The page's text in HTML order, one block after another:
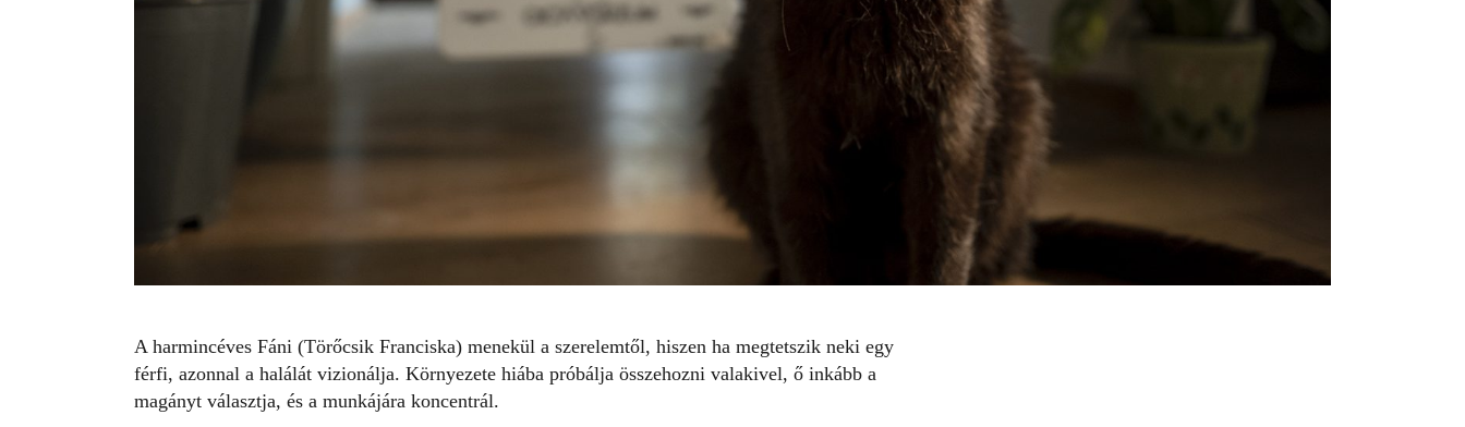
A harmincéves Fáni (Törőcsik Franciska) menekül a szerelemtől, hiszen ha megtetszik neki egy
férfi, azonnal a halálát vizionálja. Környezete hiába próbálja összehozni valakivel, ő inkább a
magányt választja, és a munkájára koncentrál.